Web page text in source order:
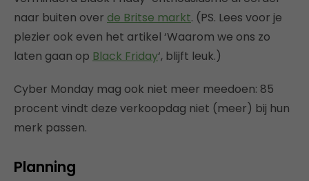
naar buiten over de Britse markt. (PS. Lees voor je
plezier ook even het artikel ‘Waarom we ons zo
laten gaan op Black Friday‘, blijft leuk.)
Cyber Monday mag ook niet meer meedoen: 85
procent vindt deze verkoopdag niet (meer) bij hun
merk passen.
Planning